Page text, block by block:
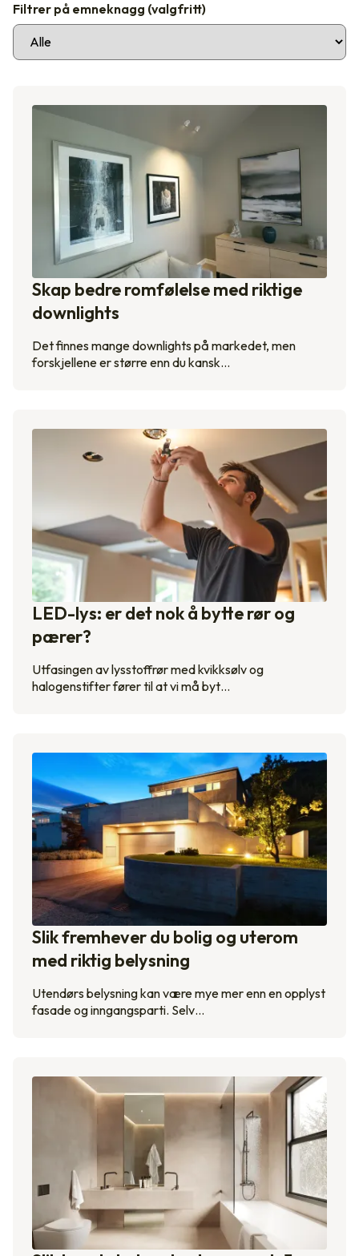
Filtrer på emneknagg (valgfritt)
Skap bedre romfølelse med riktige
downlights
Det finnes mange downlights på markedet, men
forskjellene er større enn du kansk…
LED-lys: er det nok å bytte rør og
pærer?
Utfasingen av lysstoffrør med kvikksølv og
halogenstifter fører til at vi må byt…
Slik fremhever du bolig og uterom
med riktig belysning
Utendørs belysning kan være mye mer enn en opplyst
fasade og inngangsparti. Selv…